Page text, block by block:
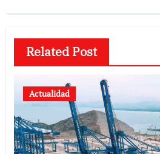
Related Post
Actualidad